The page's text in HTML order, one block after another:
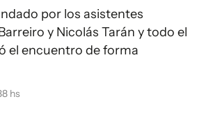
por los asistentes
y Nicolás Tarán y todo el
el encuentro de forma
hs